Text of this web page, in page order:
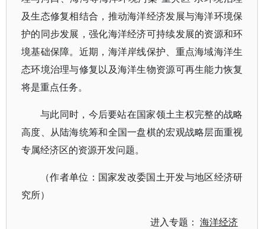
及生态修复相结合，推动海洋经济发展与海洋环境保
护的同步发展，强化海洋经济可持续发展的资源和环
境基础保障。近期，海洋岸线保护、重点海域海洋生
态环境治理与修复以及海洋生物资源可再生能力恢复
将是重点任务。
与此同时，今后要站在国家领土主权完整的战略
高度、从陆海统筹和全国一盘棋的宏观战略层面重视
专属经济区的资源开发问题。
（作者单位：国家发改委国土开发与地区经济研
究所）
进入专题：海洋经济